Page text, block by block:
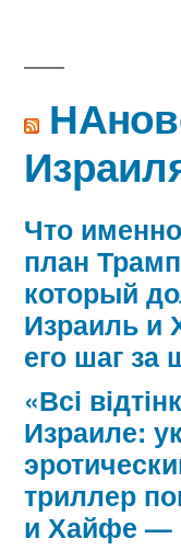
Что
план
который
Израиль
его шаг за
«Всі
Израиле:
триллер
и Хайфе —